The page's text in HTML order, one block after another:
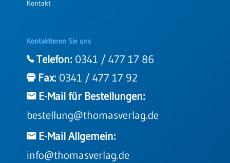
Kontakt
Kontaktieren Sie uns
Telefon: 0341 / 477 17 86
Fax: 0341 / 477 17 92
E-Mail für Bestellungen:
bestellung@thomasverlag.de
E-Mail Allgemein:
info@thomasverlag.de